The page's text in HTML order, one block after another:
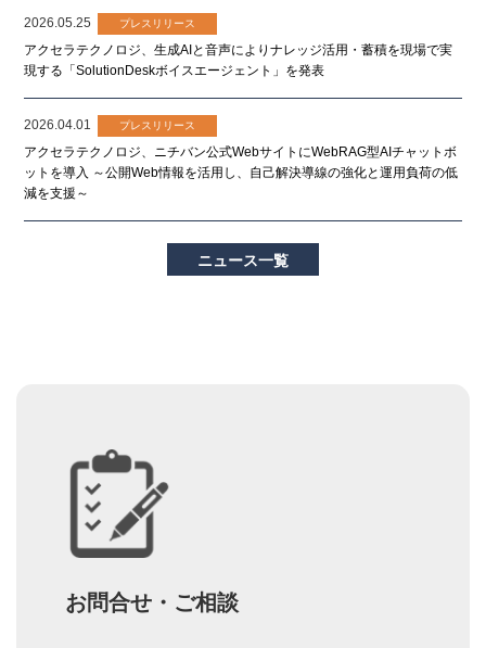
2026.05.25 プレスリリース
アクセラテクノロジ、生成AIと音声によりナレッジ活用・蓄積を現場で実
現する「SolutionDeskボイスエージェント」を発表
2026.04.01 プレスリリース
アクセラテクノロジ、ニチバン公式WebサイトにWebRAG型AIチャットボ
ットを導入 ～公開Web情報を活用し、自己解決導線の強化と運用負荷の低
減を支援～
ニュース一覧
お問合せ・ご相談